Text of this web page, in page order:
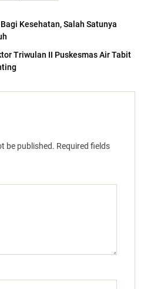
Kesehatan, Salah Satunya
Triwulan II Puskesmas Air Tabit
be published. Required fields